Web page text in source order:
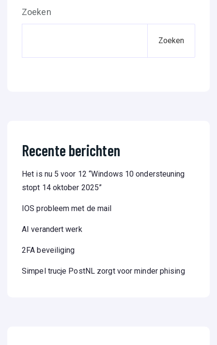
Zoeken
Zoeken
Recente berichten
Het is nu 5 voor 12 “Windows 10 ondersteuning
stopt 14 oktober 2025”
IOS probleem met de mail
AI verandert werk
2FA beveiliging
Simpel trucje PostNL zorgt voor minder phising